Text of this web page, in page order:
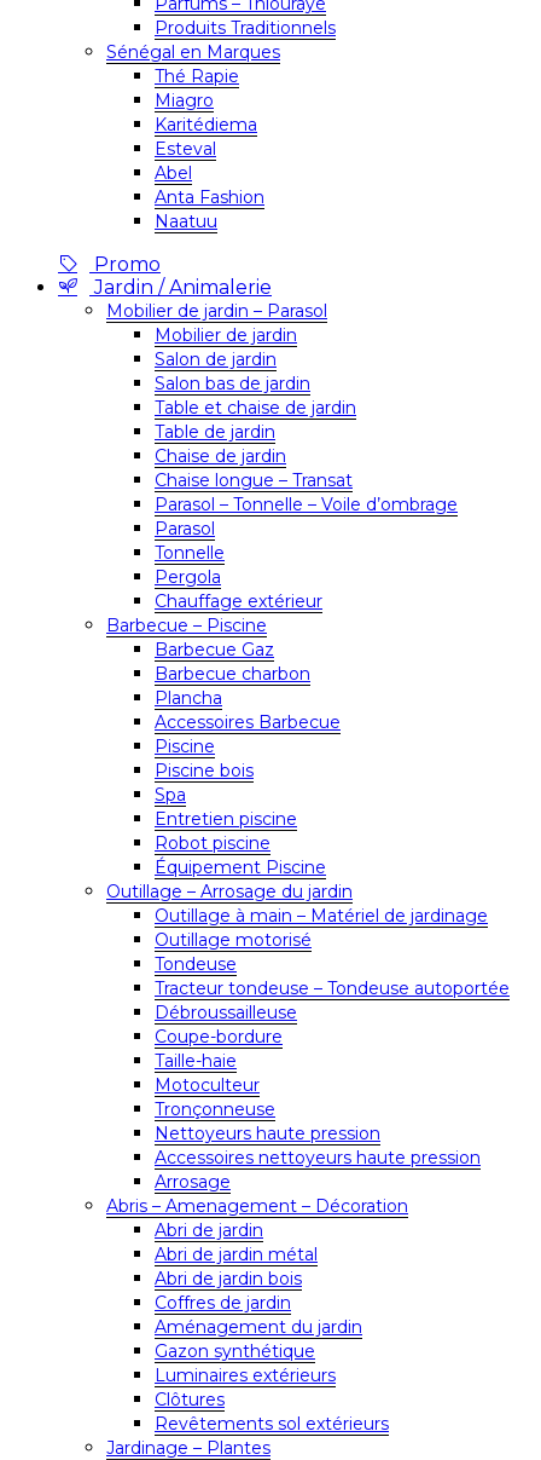
Produits Traditionnels
Sénégal en Marques
Thé Rapie
Miagro
Karitédiema
Esteval
Abel
Anta Fashion
Naatuu
Promo
Jardin / Animalerie
Mobilier de jardin – Parasol
Mobilier de jardin
Salon de jardin
Salon bas de jardin
Table et chaise de jardin
Table de jardin
Chaise de jardin
Chaise longue – Transat
Parasol – Tonnelle – Voile d’ombrage
Parasol
Tonnelle
Pergola
Chauffage extérieur
Barbecue – Piscine
Barbecue Gaz
Barbecue charbon
Plancha
Accessoires Barbecue
Piscine
Piscine bois
Spa
Entretien piscine
Robot piscine
Équipement Piscine
Outillage – Arrosage du jardin
Outillage à main – Matériel de jardinage
Outillage motorisé
Tondeuse
Tracteur tondeuse – Tondeuse autoportée
Débroussailleuse
Coupe-bordure
Taille-haie
Motoculteur
Tronçonneuse
Nettoyeurs haute pression
Accessoires nettoyeurs haute pression
Arrosage
Abris – Amenagement – Décoration
Abri de jardin
Abri de jardin métal
Abri de jardin bois
Coffres de jardin
Aménagement du jardin
Gazon synthétique
Luminaires extérieurs
Clôtures
Revêtements sol extérieurs
Jardinage – Plantes